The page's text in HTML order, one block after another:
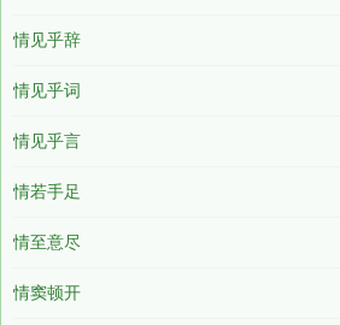
情见乎辞
情见乎词
情见乎言
情若手足
情至意尽
情窦顿开